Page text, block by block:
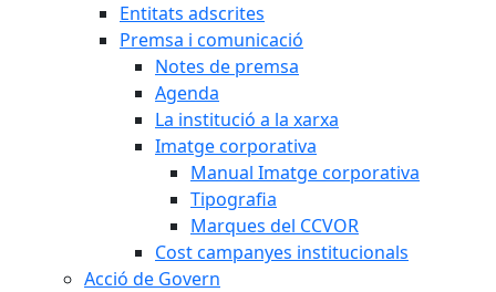
Entitats adscrites
Premsa i comunicació
Notes de premsa
Agenda
La institució a la xarxa
Imatge corporativa
Manual Imatge corporativa
Tipografia
Marques del CCVOR
Cost campanyes institucionals
Acció de Govern